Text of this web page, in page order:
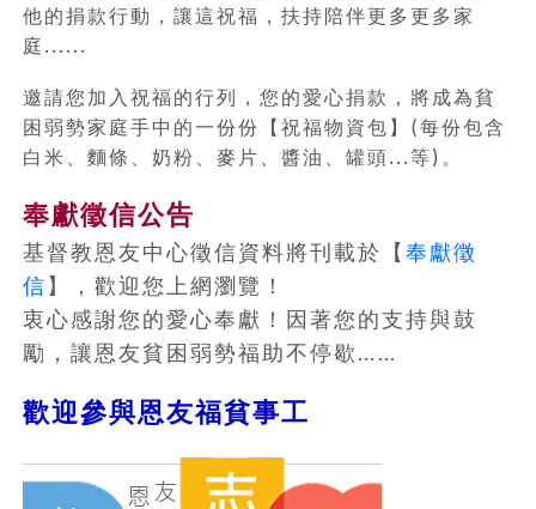
他的捐款行動，讓這祝福，扶持陪伴更多更多家
庭......
邀請您加入祝福的行列，您的愛心捐款，將成為貧
困弱勢家庭手中的一份份【祝福物資包】(每份包含
白米、麵條、奶粉、麥片、醬油、罐頭...等)。
奉獻徵信公告
基督教恩友中心徵信資料將刊載於【 奉獻徵
信 】，歡迎您上網瀏覽！
衷心感謝您的愛心奉獻！因著您的支持與鼓
勵，讓恩友貧困弱勢福助不停歇……
歡迎參與恩友福貧事工